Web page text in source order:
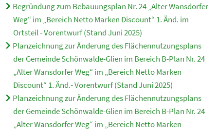
Begründung zum Bebauungsplan Nr. 24 „Alter Wansdorfer
Weg“ im „Bereich Netto Marken Discount“ 1. Änd. im
Ortsteil - Vorentwurf (Stand Juni 2025)
Planzeichnung zur Änderung des Flächennutzungsplans
der Gemeinde Schönwalde-Glien im Bereich B-Plan Nr. 24
„Alter Wansdorfer Weg“ im „Bereich Netto Marken
Discount“ 1. Änd.- Vorentwurf (Stand Juni 2025)
Planzeichnung zur Änderung des Flächennutzungsplans
der Gemeinde Schönwalde-Glien im Bereich B-Plan Nr. 24
„Alter Wansdorfer Weg“ im „Bereich Netto Marken